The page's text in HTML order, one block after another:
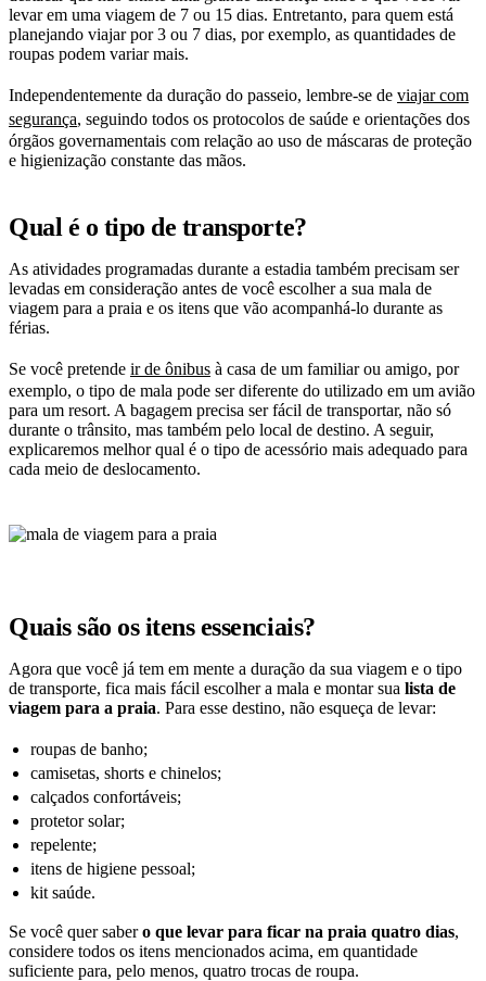
levar em uma viagem de 7 ou 15 dias. Entretanto, para quem está
planejando viajar por 3 ou 7 dias, por exemplo, as quantidades de
roupas podem variar mais.
Independentemente da duração do passeio, lembre-se de viajar com
segurança, seguindo todos os protocolos de saúde e orientações dos
órgãos governamentais com relação ao uso de máscaras de proteção
e higienização constante das mãos.
Qual é o tipo de transporte?
As atividades programadas durante a estadia também precisam ser
levadas em consideração antes de você escolher a sua mala de
viagem para a praia e os itens que vão acompanhá-lo durante as
férias.
Se você pretende ir de ônibus à casa de um familiar ou amigo, por
exemplo, o tipo de mala pode ser diferente do utilizado em um avião
para um resort. A bagagem precisa ser fácil de transportar, não só
durante o trânsito, mas também pelo local de destino. A seguir,
explicaremos melhor qual é o tipo de acessório mais adequado para
cada meio de deslocamento.
Quais são os itens essenciais?
Agora que você já tem em mente a duração da sua viagem e o tipo
de transporte, fica mais fácil escolher a mala e montar sua lista de
viagem para a praia. Para esse destino, não esqueça de levar:
roupas de banho;
camisetas, shorts e chinelos;
calçados confortáveis;
protetor solar;
repelente;
itens de higiene pessoal;
kit saúde.
Se você quer sabero que levar para ficar na praia quatro dias,
considere todos os itens mencionados acima, em quantidade
suficiente para, pelo menos, quatro trocas de roupa.